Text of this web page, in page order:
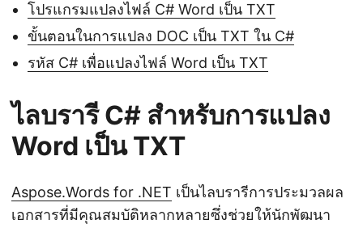
โปรแกรมแปลงไฟล์ C# Word เป็น TXT
ขั้นตอนในการแปลง DOC เป็น TXT ใน C#
รหัส C# เพื่อแปลงไฟล์ Word เป็น TXT
ไลบรารี C# สำหรับการแปลง
Word เป็น TXT
Aspose.Words for .NET เป็นไลบรารีการประมวลผล
เอกสารที่มีคุณสมบัติหลากหลายซึ่งช่วยให้นักพัฒนา